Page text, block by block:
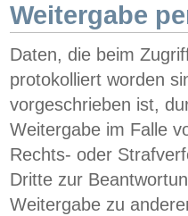
Weitergabe
Daten, die beim
protokolliert worden
vorgeschrieben ist,
Weitergabe im Falle
Rechts- oder
Dritte zur
Weitergabe zu